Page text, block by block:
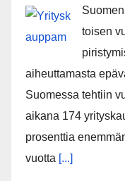
toisen
aiheuttamasta
Suomessa tehtiin
aikana 174
prosenttia
vuotta [...]